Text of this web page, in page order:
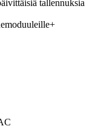
tallennuksia